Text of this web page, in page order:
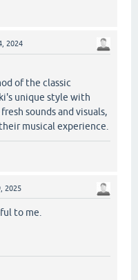
2024
of the classic
unique style with
sounds and visuals,
musical experience.
2025
to me.